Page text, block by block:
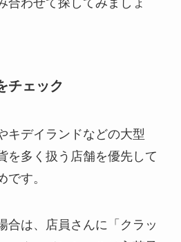
合わせて探してみましょ
チェック
キデイランドなどの大型
を多く扱う店舗を優先して
す。
合は、店員さんに「クラッ